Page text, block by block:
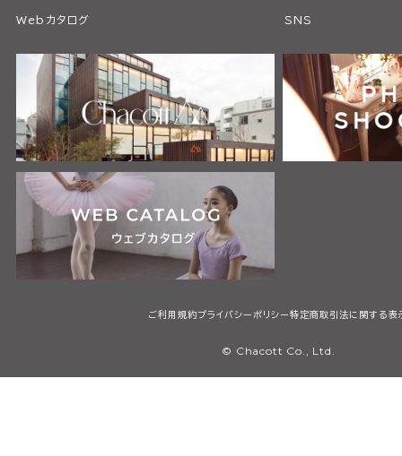
Webカタログ SNS
ご利用規約プライバシーポリシー特定商取引法に関する表
© Chacott Co., Ltd.